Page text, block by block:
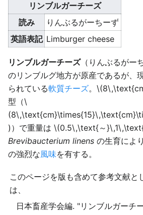
リンブルガーチーズ
読み
りんぶるがーちーず
英語表記 Limburger cheese
リンブルガーチーズ（りんぶるがー
のリンブルグ地方が原産であるが、
られている軟質チーズ。
型（\
)）で重量は \(0.5\,\text{～
Brevibaucterium linens の生育により
の強烈な風味を有する。
このページを版も含めて参考文献と
は、
日本畜産学会編. "リンブルガーチ